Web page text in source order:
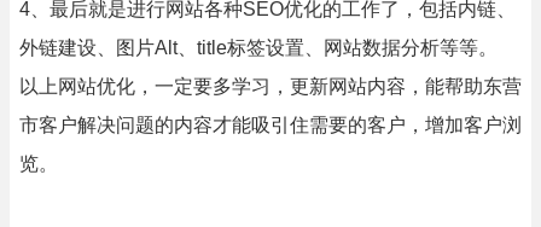
4、最后就是进行网站各种SEO优化的工作了，包括内链、
外链建设、图片Alt、title标签设置、网站数据分析等等。
以上网站优化，一定要多学习，更新网站内容，能帮助东营
市客户解决问题的内容才能吸引住需要的客户，增加客户浏
览。